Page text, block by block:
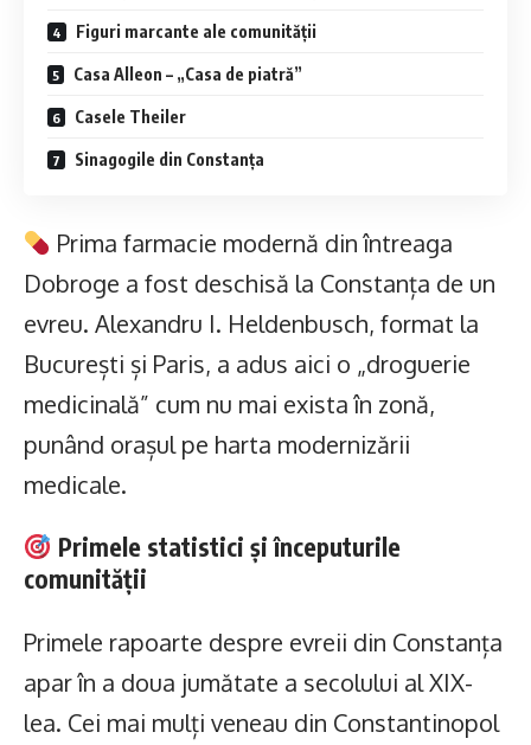
Figuri marcante ale comunității
Casa Alleon – „Casa de piatră”
Casele Theiler
Sinagogile din Constanța
Prima farmacie modernă din întreaga
Dobroge a fost deschisă la Constanța de un
evreu. Alexandru I. Heldenbusch, format la
București și Paris, a adus aici o „droguerie
medicinală” cum nu mai exista în zonă,
punând orașul pe harta modernizării
medicale.
Primele statistici și începuturile
comunității
Primele rapoarte despre evreii din Constanța
apar în a doua jumătate a secolului al XIX-
lea. Cei mai mulți veneau din Constantinopol